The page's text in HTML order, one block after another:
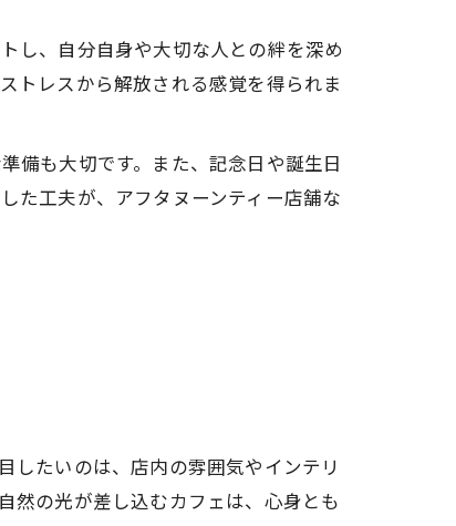
し、自分自身や大切な人との絆を深め
トレスから解放される感覚を得られま
備も大切です。また、記念日や誕生日
た工夫が、アフタヌーンティー店舗な
したいのは、店内の雰囲気やインテリ
然の光が差し込むカフェは、心身とも